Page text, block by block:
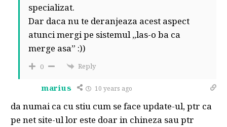
specializat.
Dar daca nu te deranjeaza acest aspect
atunci mergi pe sistemul „las-o ba ca
merge asa” :))
0 Reply
marius 10 years ago
da numai ca cu stiu cum se face update-ul, ptr ca
pe net site-ul lor este doar in chineza sau ptr